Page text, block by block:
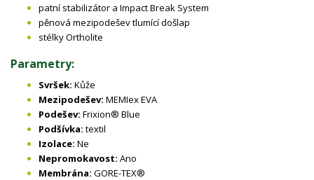
patní stabilizátor a Impact Break System
pěnová mezipodešev tlumící došlap
stélky Ortholite
Parametry:
Svršek: Kůže
Mezipodešev: MEMIex EVA
Podešev: Frixion® Blue
Podšívka: textil
Izolace: Ne
Nepromokavost: Ano
Membrána: GORE-TEX®